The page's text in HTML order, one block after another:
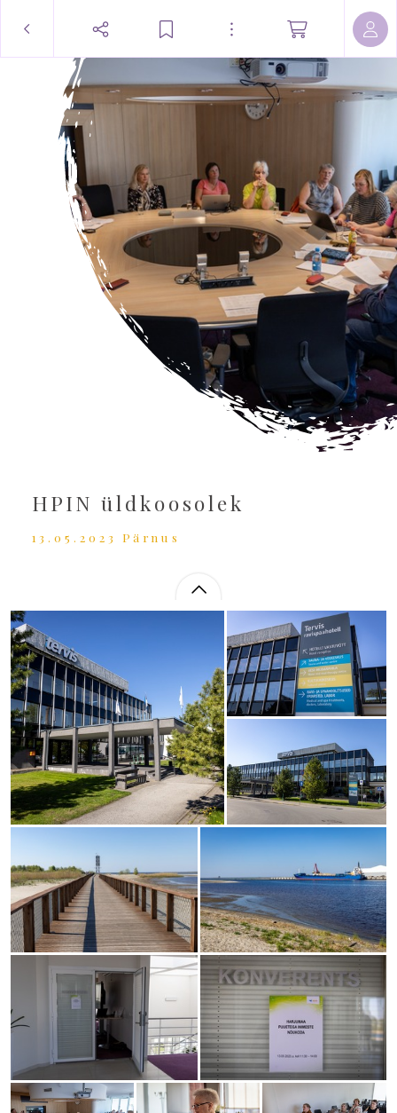
HPIN üldkoosolek
13.05.2023 Pärnus